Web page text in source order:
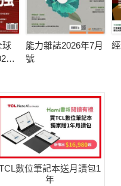
球
能力雜誌2026年7月
號
數位筆記本送月讀包1
年